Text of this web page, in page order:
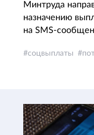
Минтруда
назначению
на SMS-
соцвыплаты